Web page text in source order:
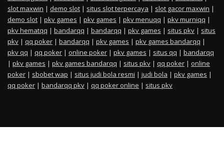
slot maxwin | demo slot | situs slot terpercaya | slot gacor maxwin |
demo slot | pkv games | pkv games | pkv menuqq | pkv murniqq |
pkv hematqq | bandarqq | bandarqq | pkv games | situs pkv | situs
pkv | qq poker | bandarqq | pkv games | pkv games bandarqq |
pkv qq | qq poker | online poker | pkv games | situs qq | bandarqq
| pkv games | pkv games bandarqq | situs pkv | qq poker | online
poker | sbobet wap | situs judi bola resmi | judi bola | pkv games |
qq poker | bandarqq pkv | qq poker online | situs pkv